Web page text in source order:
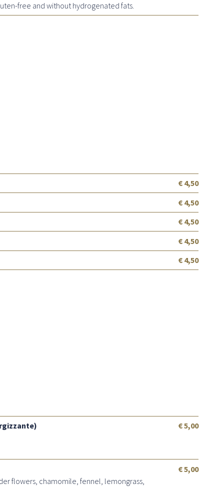
free and without hydrogenated fats.
€ 4,50
€ 4,50
€ 4,50
€ 4,50
€ 4,50
€ 5,00
flowers, chamomile, fennel, lemongrass,
€ 5,00